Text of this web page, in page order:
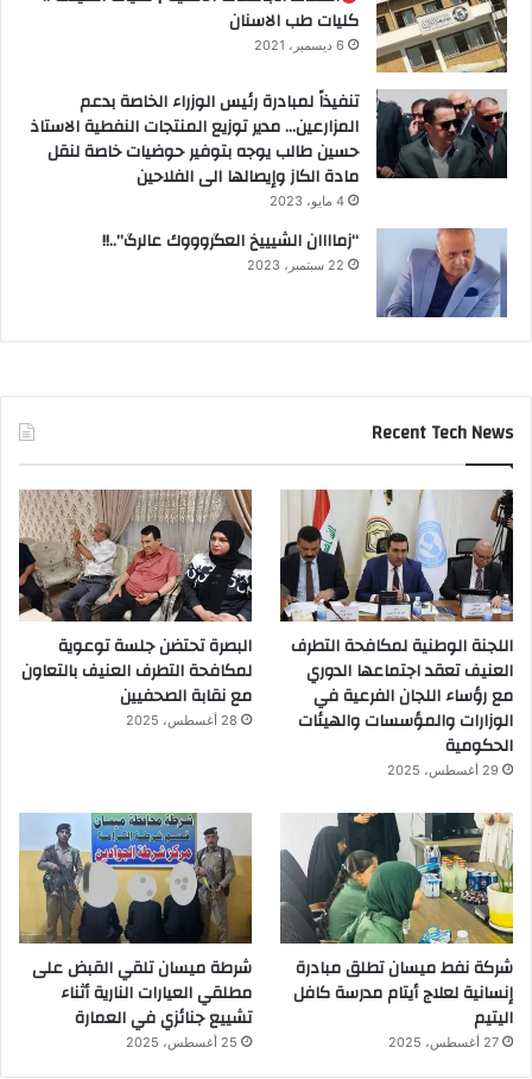
كليات طب الاسنان
6 ديسمبر، 2021
تنفيذاً لمبادرة رئيس الوزراء الخاصة بدعم
المزارعين… مدير توزيع المنتجات النفطية الاستاذ
حسين طالب يوجه بتوفير حوضيات خاصة لنقل
مادة الكاز وإيصالها الى الفلاحين
4 مايو، 2023
“زماااان الشيييخ العگروووك عالرگ”..!!
22 سبتمبر، 2023
Recent Tech News
اللجنة الوطنية لمكافحة التطرف
العنيف تعقد اجتماعها الدوري
مع رؤساء اللجان الفرعية في
الوزارات والمؤسسات والهيئات
الحكومية
29 أغسطس، 2025
البصرة تحتضن جلسة توعوية
لمكافحة التطرف العنيف بالتعاون
مع نقابة الصحفيين
28 أغسطس، 2025
شركة نفط ميسان تطلق مبادرة
إنسانية لعلاج أيتام مدرسة كافل
اليتيم
27 أغسطس، 2025
شرطة ميسان تلقي القبض على
مطلقي العيارات النارية أثناء
تشييع جنائزي في العمارة
25 أغسطس، 2025